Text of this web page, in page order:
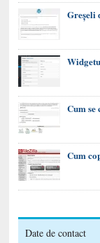
Greșeli
Cum se
Cum
Date de contact